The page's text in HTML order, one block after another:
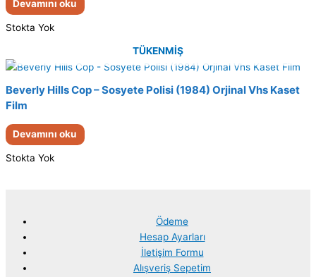
Devamını oku
Stokta Yok
TÜKENMIŞ
Beverly Hills Cop – Sosyete Polisi (1984) Orjinal Vhs Kaset
Film
Devamını oku
Stokta Yok
Ödeme
Hesap Ayarları
İletişim Formu
Alışveriş Sepetim